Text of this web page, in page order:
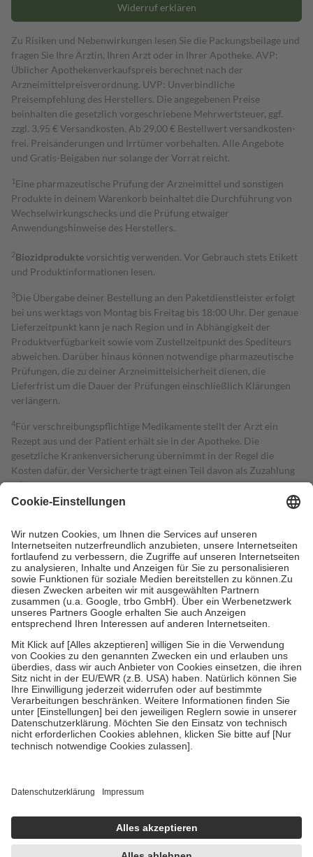
Widerruf erklären
Zu Risiken und Nebenwirkungen lesen Sie die Packungsbeilage und
fragen Sie Ihre Ärztin, Ihren Arzt oder in Ihrer Apotheke. AVP:
Üblicher Apothekenverkaufspreis berechnet nach der
Arzneimittelpreisverordnung. UVP: Unverbindliche
Preisempfehlung des Herstellers. Die angegebenen Preise
beinhalten die gesetzlich vorgeschriebene Mehrwertsteuer, ggf.
zzgl. 3,95 € Versandkosten. Ab 29,00 € Bestell­wert versand­kosten­
frei. Preisänderungen und Irrtümer vorbehalten. Alle Angebote
und Gratis-Beigaben nur solange der Vorrat reicht.
1 Eine pharmazeutische Prüfung der Arzneimittel und sonstigen
Produkte in deinem Warenkorb beinhaltet die Durchführung von
Wechselwirkungschecks und die Prüfung etwaiger
Anwendungshinweise des Herstellers.
2Biozidproduktevorsichtig verwenden. Vor Gebrauch stets Etikett
und Produktinformationen lesen.
3Die Übergabe deiner Bestellung an den Paketdienstleister erfolgt
bei uns werktags von Montag bis Freitag bis 18:00 Uhr. Der genaue
Lieferzeitpunkt kann je nach Region und in Abhängigkeit der
Produktverfügbarkeit sowie vom Zustellzeitpunkt des Spediteurs
abweichen. Darüber hinaus können notwendige pharmazeutische
Prüfungen, die zu deiner Arzneimittelsicherheit dienen, die
Lieferfrist um die Dauer der Prüfungen einschließlich Klärungen
verlängern.
4Für verschreibungspflichtige Medikamente stellt der Arzt ein
Rezept aus und der Patient erhält sie in der Apotheke. Die
gesetzliche Krankenversicherung übernimmt in der Regel die
Kosten dafür, der Versicherte trägt einen Teil davon als Zuzahlung
mit.
Grundsätzlich leisten Mitglieder Zuzahlungen in Höhe von zehn
höchstens zehn Euro.
Es sind jedoch nie mehr als die tatsächlichen
Kosten der Leistung zu entrichten.
Diese Regeln gelten grundsätzlich auch für Online-Apotheken.
Bei Heilmitteln und häuslicher Krankenpflege beträgt die
Zuzahlung zehn Prozent der Kosten sowie zehn Euro je
Verordnung.
Um das Engagement der Versicherten für ihre eigene Gesundheit zu
stärken und die besondere Stellung der Familie zu unterstützen,
fallenkeine Zuzahlungenan bei:
• Kindern und Jugendlichen bis zum vollendeten 18. Lebensjahr
mit Ausnahme der Fahrkosten
• Untersuchungen zur Vorsorge und Früherkennung, die von der
GKV getragen werden
• empfohlenen Schutzimpfungen
• Harn- und Blutteststreifen
getroffen, um sicherzustellen, dass es sich um echte Bewertungen
https://help.etrusted.com/hc/de/articles/4419944605341
Einige Bilder und Inhalte wurden unter Zuhilfenahme künstlicher